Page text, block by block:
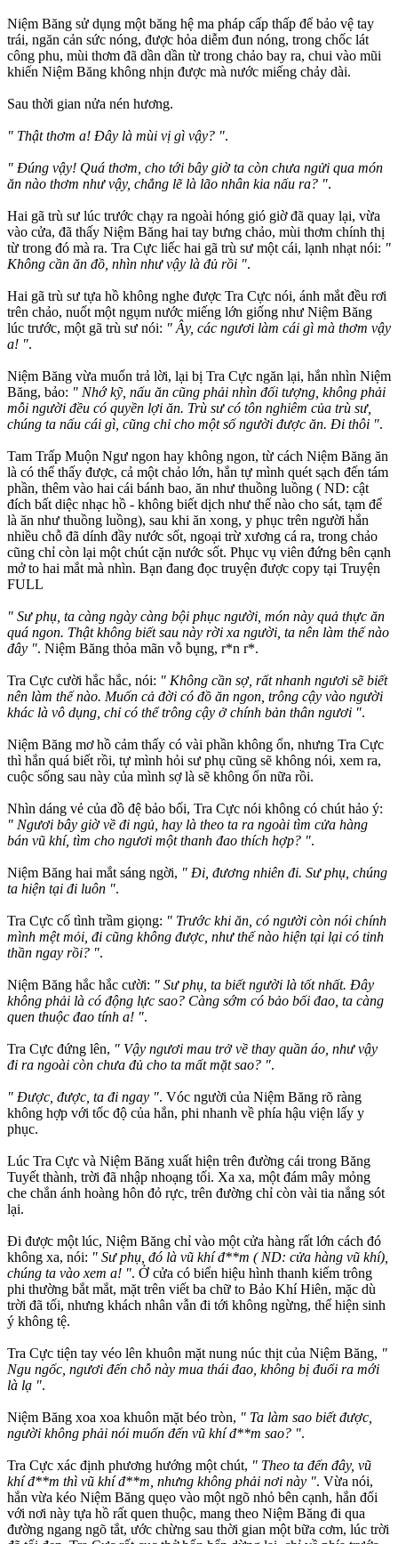
Niệm Băng sử dụng một băng hệ ma pháp cấp thấp để bảo vệ tay
trái, ngăn cản sức nóng, được hỏa diễm đun nóng, trong chốc lát
công phu, mùi thơm đã dần dần từ trong chảo bay ra, chui vào mũi
khiến Niệm Băng không nhịn được mà nước miếng chảy dài.
Sau thời gian nửa nén hương.
" Thật thơm a! Đây là mùi vị gì vậy? ".
" Đúng vậy! Quá thơm, cho tới bây giờ ta còn chưa ngửi qua món
ăn nào thơm như vậy, chẳng lẽ là lão nhân kia nấu ra? ".
Hai gã trù sư lúc trước chạy ra ngoài hóng gió giờ đã quay lại, vừa
vào cửa, đã thấy Niệm Băng hai tay bưng chảo, mùi thơm chính thị
từ trong đó mà ra. Tra Cực liếc hai gã trù sư một cái, lạnh nhạt nói: "
Không cần ăn đồ, nhìn như vậy là đủ rồi ".
Hai gã trù sư tựa hồ không nghe được Tra Cực nói, ánh mắt đều rơi
trên chảo, nuốt một ngụm nước miếng lớn giống như Niệm Băng
lúc trước, một gã trù sư nói: " Ây, các ngươi làm cái gì mà thơm vậy
a! ".
Niệm Băng vừa muốn trả lời, lại bị Tra Cực ngăn lại, hắn nhìn Niệm
Băng, bảo: " Nhớ kỹ, nấu ăn cũng phải nhìn đối tượng, không phải
mỗi người đều có quyền lợi ăn. Trù sư có tôn nghiêm của trù sư,
chúng ta nấu cái gì, cũng chỉ cho một số người được ăn. Đi thôi ".
Tam Trấp Muộn Ngư ngon hay không ngon, từ cách Niệm Băng ăn
là có thể thấy được, cả một chảo lớn, hắn tự mình quét sạch đến tám
phần, thêm vào hai cái bánh bao, ăn như thuồng luồng ( ND: cật
đích bất diệc nhạc hồ - không biết dịch như thế nào cho sát, tạm để
là ăn như thuồng luồng), sau khi ăn xong, y phục trên người hắn
nhiều chỗ đã dính đầy nước sốt, ngoại trừ xương cá ra, trong chảo
cũng chỉ còn lại một chút cặn nước sốt. Phục vụ viên đứng bên cạnh
mở to hai mắt mà nhìn. Bạn đang đọc truyện được copy tại Truyện
FULL
" Sư phụ, ta càng ngày càng bội phục người, món này quả thực ăn
quá ngon. Thật không biết sau này rời xa người, ta nên làm thế nào
đây ". Niệm Băng thỏa mãn vỗ bụng, r*n r*.
Tra Cực cười hắc hắc, nói: " Không cần sợ, rất nhanh ngươi sẽ biết
nên làm thế nào. Muốn cả đời có đồ ăn ngon, trông cậy vào người
khác là vô dụng, chỉ có thể trông cậy ở chính bản thân ngươi ".
Niệm Băng mơ hồ cảm thấy có vài phần không ổn, nhưng Tra Cực
thì hắn quá biết rồi, tự mình hỏi sư phụ cũng sẽ không nói, xem ra,
cuộc sống sau này của mình sợ là sẽ không ổn nữa rồi.
Nhìn dáng vẻ của đồ đệ bảo bối, Tra Cực nói không có chút hảo ý:
" Ngươi bây giờ về đi ngủ, hay là theo ta ra ngoài tìm cửa hàng
bán vũ khí, tìm cho ngươi một thanh đao thích hợp? ".
Niệm Băng hai mắt sáng ngời, " Đi, đương nhiên đi. Sư phụ, chúng
ta hiện tại đi luôn ".
Tra Cực cố tình trầm giọng: " Trước khi ăn, có người còn nói chính
mình mệt mỏi, đi cũng không được, như thế nào hiện tại lại có tinh
thần ngay rồi? ".
Niệm Băng hắc hắc cười: " Sư phụ, ta biết người là tốt nhất. Đây
không phải là có động lực sao? Càng sớm có bảo bối đao, ta càng
quen thuộc đao tính a! ".
Tra Cực đứng lên, " Vậy ngươi mau trở về thay quần áo, như vậy
đi ra ngoài còn chưa đủ cho ta mất mặt sao? ".
" Được, được, ta đi ngay ". Vóc người của Niệm Băng rõ ràng
không hợp với tốc độ của hắn, phi nhanh về phía hậu viện lấy y
phục.
Lúc Tra Cực và Niệm Băng xuất hiện trên đường cái trong Băng
Tuyết thành, trời đã nhập nhoạng tối. Xa xa, một đám mây mỏng
che chắn ánh hoàng hôn đỏ rực, trên đường chỉ còn vài tia nắng sót
lại.
Đi được một lúc, Niệm Băng chỉ vào một cửa hàng rất lớn cách đó
không xa, nói: " Sư phụ, đó là vũ khí đ**m ( ND: cửa hàng vũ khí),
chúng ta vào xem a! ". Ở cửa có biển hiệu hình thanh kiếm trông
phi thường bắt mắt, mặt trên viết ba chữ to Bảo Khí Hiên, mặc dù
trời đã tối, nhưng khách nhân vẫn đi tới không ngừng, thể hiện sinh
ý không tệ.
Tra Cực tiện tay véo lên khuôn mặt nung núc thịt của Niệm Băng, "
Ngu ngốc, ngươi đến chỗ này mua thái đao, không bị đuổi ra mới
là lạ ".
Niệm Băng xoa xoa khuôn mặt béo tròn, " Ta làm sao biết được,
người không phải nói muốn đến vũ khí đ**m sao? ".
Tra Cực xác định phương hướng một chút, " Theo ta đến đây, vũ
khí đ**m thì vũ khí đ**m, nhưng không phải nơi này ". Vừa nói,
hắn vừa kéo Niệm Băng quẹo vào một ngõ nhỏ bên cạnh, hắn đối
với nơi này tựa hồ rất quen thuộc, mang theo Niệm Băng đi qua
đường ngang ngõ tắt, ước chừng sau thời gian một bữa cơm, lúc trời